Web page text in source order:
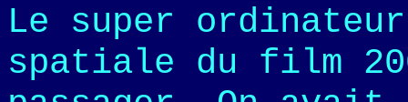
Le super
spatiale du film